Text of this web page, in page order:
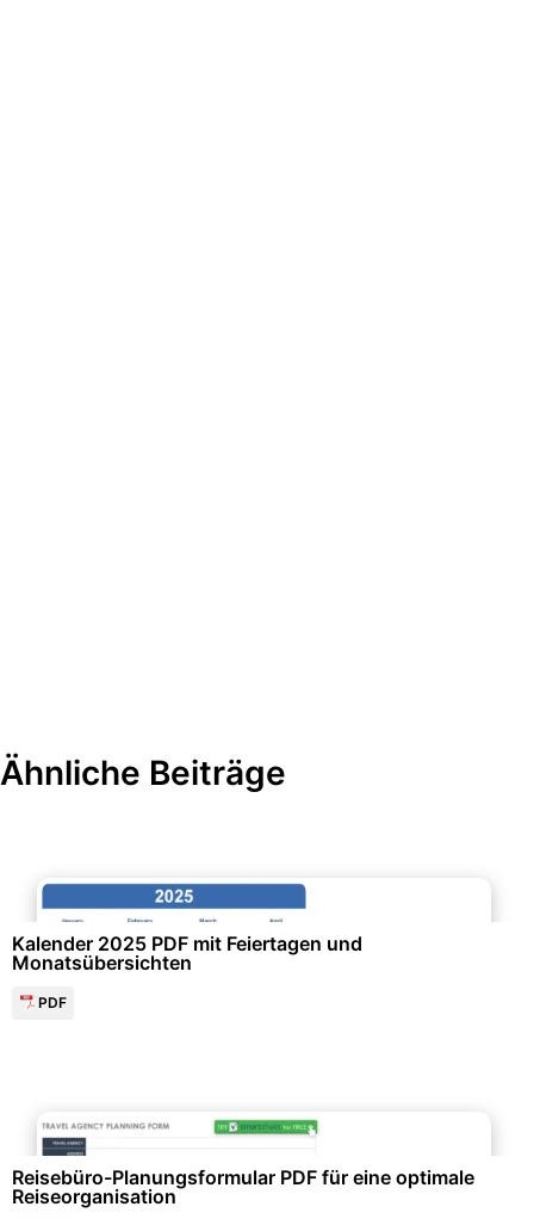
Ähnliche Beiträge
Kalender 2025 PDF mit Feiertagen und
Monatsübersichten
PDF
Reisebüro-Planungsformular PDF für eine optimale
Reiseorganisation